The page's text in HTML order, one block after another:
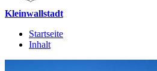
Kleinwallstadt
Startseite
Inhalt